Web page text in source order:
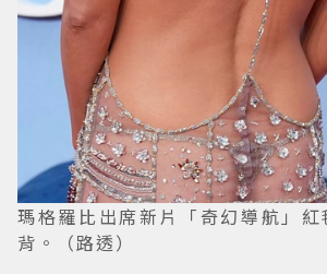
瑪格羅比出席新片「奇幻導航」紅
背。（路透）